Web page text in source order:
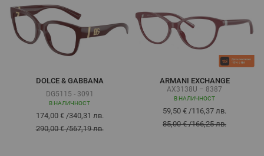
DOLCE & GABBANA
DG5115 - 3091
В НАЛИЧНОСТ
174,00 €/340,31 лв.
290,00 €/567,19 лв.
ARMANI EXCHANGE
AX3138U – 8387
В НАЛИЧНОСТ
59,50 € /116,37 лв.
85,00 €/166,25 лв.